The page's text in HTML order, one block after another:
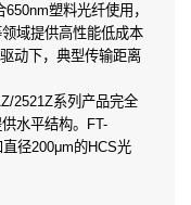
塑料光纤使用，
域提供高性能低成本
动下，典型传输距离
2521Z系列产品完全
水平结构。FT-
径200μm的HCS光